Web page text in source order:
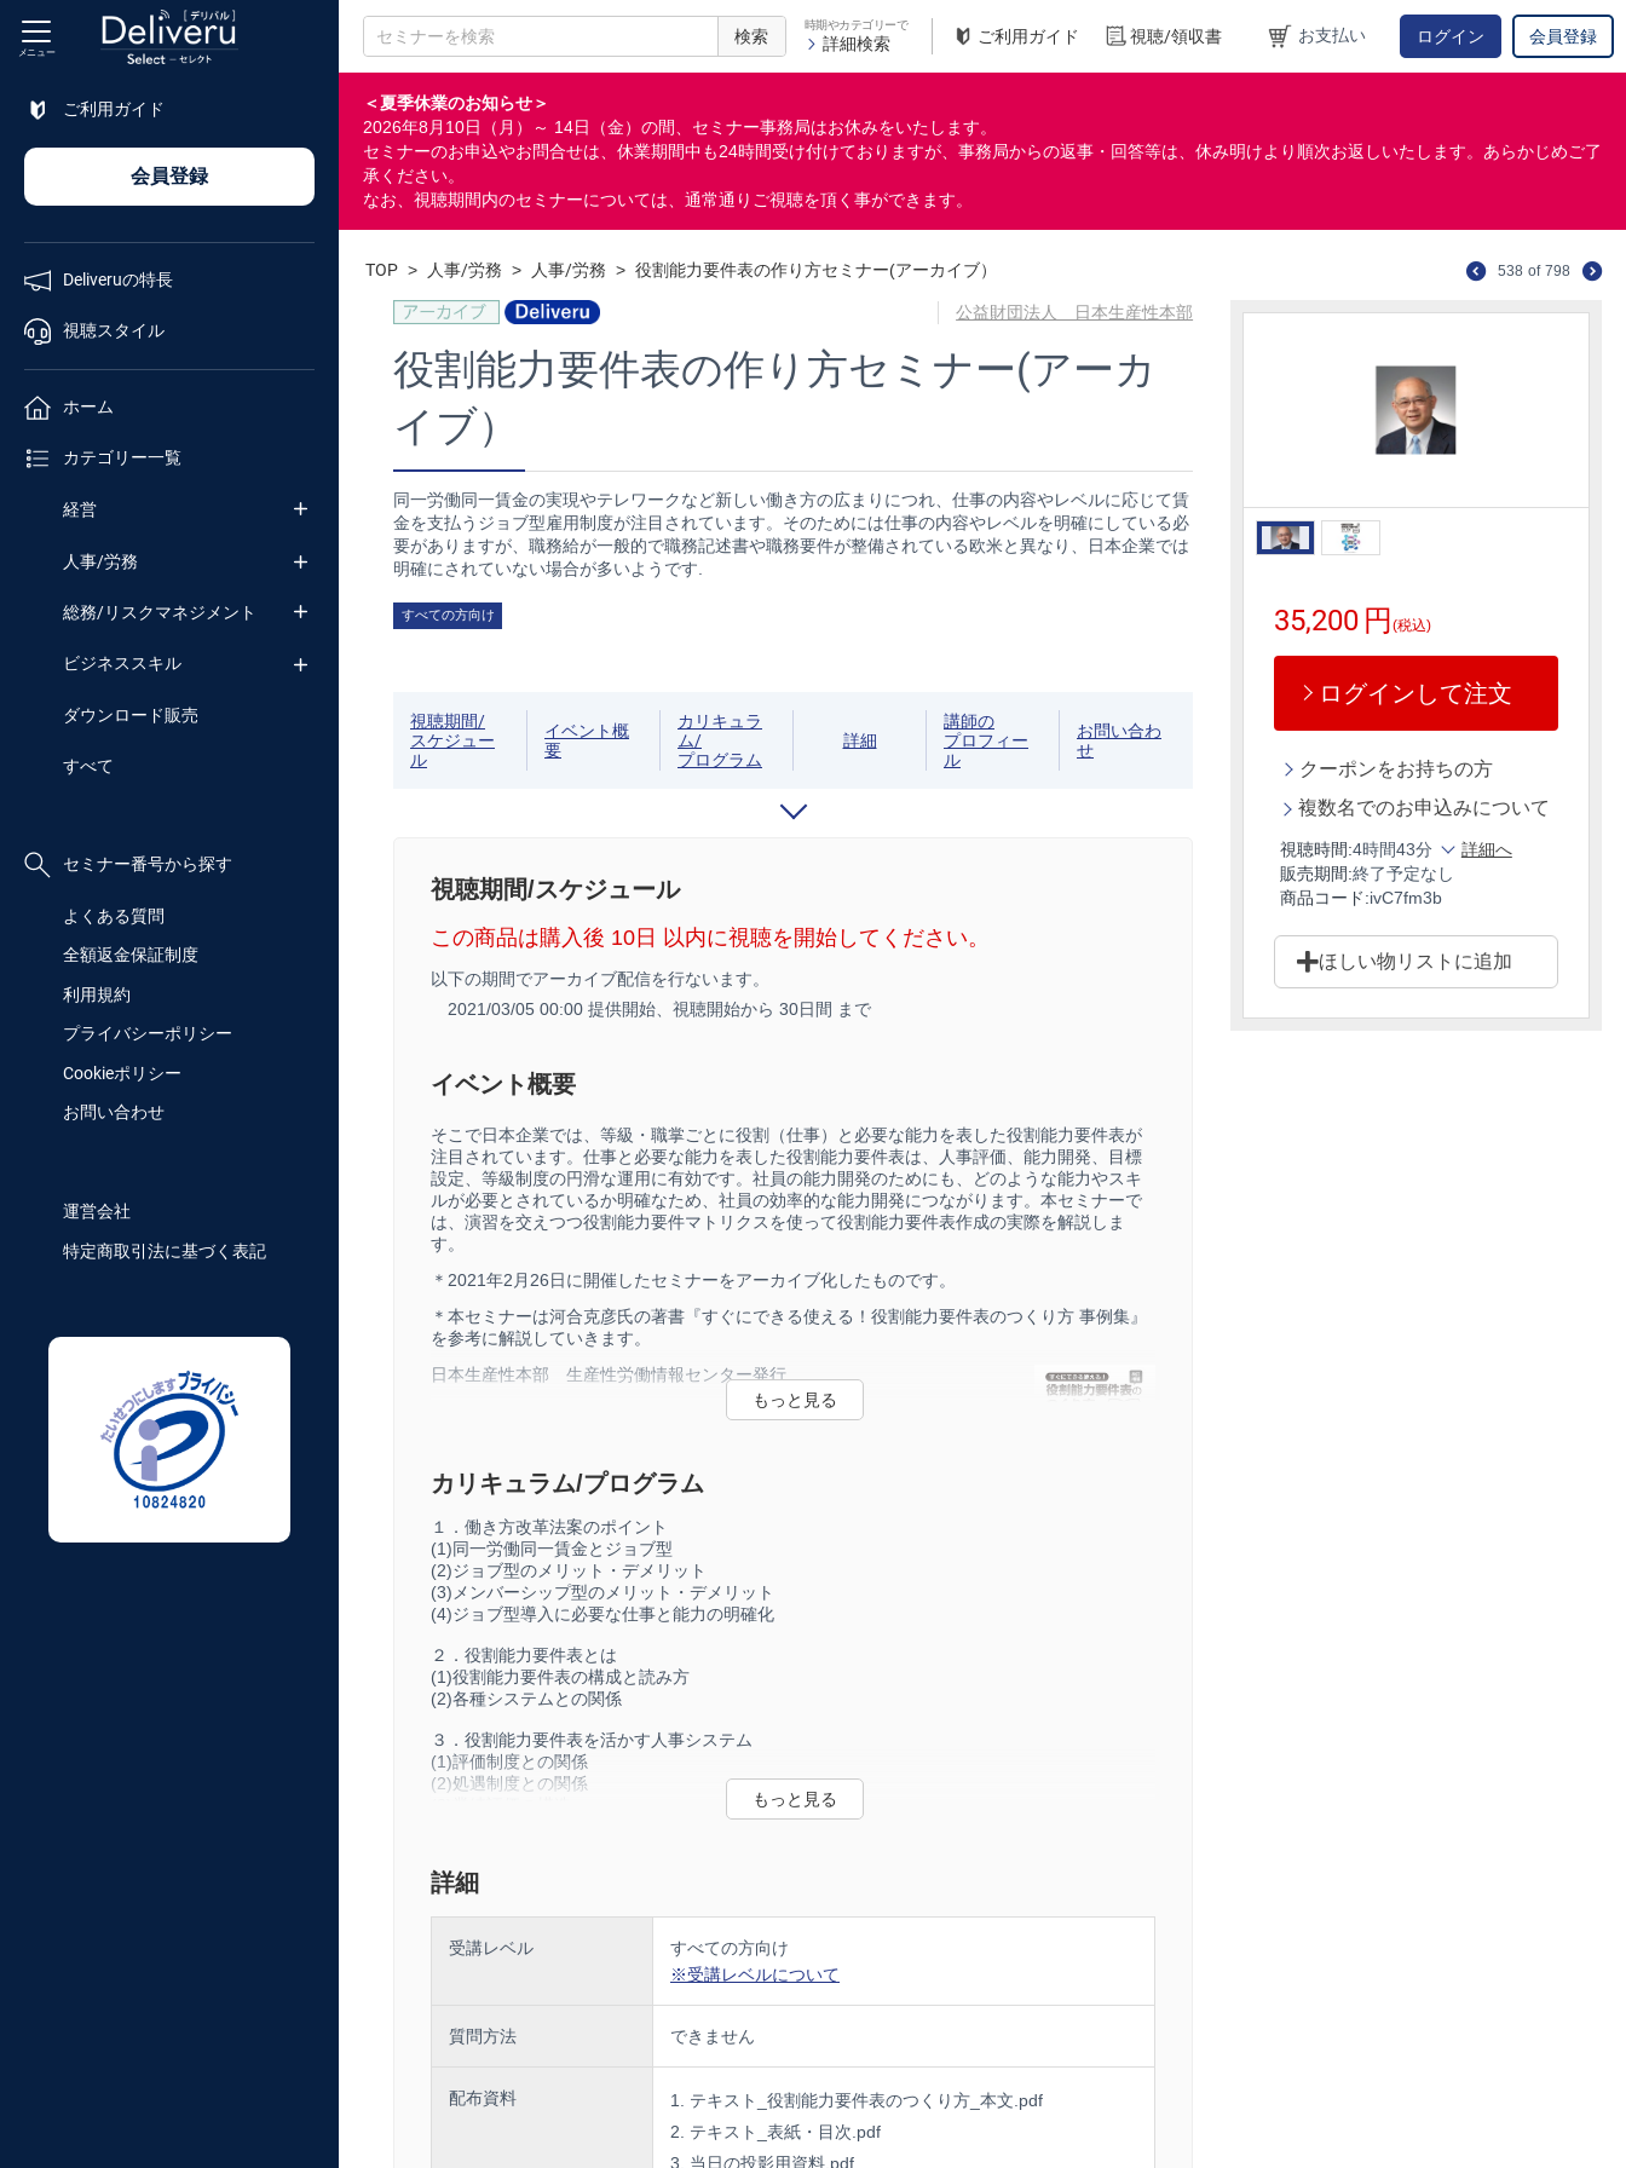
検索
時期やカテゴリーで
詳細検索 ご利用ガイド 視聴/領収書 お支払い ログイン 会員登録
＜夏季休業のお知らせ＞
2026年8月10日（月）～ 14日（金）の間、セミナー事務局はお休みをいたします。
セミナーのお申込やお問合せは、休業期間中も24時間受け付けておりますが、事務局からの返事・回答等は、休み明けより順次お返しいたします。あらかじめご了
承ください。
なお、視聴期間内のセミナーについては、通常通りご視聴を頂く事ができます。
メニュー
ご利用ガイド
会員登録
Deliveruの特長
視聴スタイル
ホーム
カテゴリー一覧
経営
人事/労務
総務/リスクマネジメント
ビジネススキル
ダウンロード販売
すべて
セミナー番号から探す
よくある質問
全額返金保証制度
利用規約
プライバシーポリシー
Cookieポリシー
お問い合わせ
運営会社
特定商取引法に基づく表記
セミナー
番号検索
TOP > 人事/労務 > 人事/労務 > 役割能力要件表の作り方セミナー(アーカイブ） 538 of 798
公益財団法人 日本生産性本部
役割能力要件表の作り方セミナー(アーカ
イブ）
同一労働同一賃金の実現やテレワークなど新しい働き方の広まりにつれ、仕事の内容やレベルに応じて賃
金を支払うジョブ型雇用制度が注目されています。そのためには仕事の内容やレベルを明確にしている必
要がありますが、職務給が一般的で職務記述書や職務要件が整備されている欧米と異なり、日本企業では
明確にされていない場合が多いようです.
すべての方向け 35,200 円 (税込)
ログインして注文
クーポンをお持ちの方
複数名でのお申込みについて
視聴時間:4時間43分
詳細へ
販売期間:終了予定なし
商品コード:ivC7fm3b
ほしい物リストに追加
視聴期間/
スケジュー
ル
イベント概
要
カリキュラ
ム/
プログラム
詳細
講師の
プロフィー
ル
お問い合わ
せ
視聴期間/スケジュール
この商品は購入後 10日 以内に視聴を開始してください。
以下の期間でアーカイブ配信を行ないます。
2021/03/05 00:00 提供開始、 視聴開始から 30日間 まで
イベント概要
そこで日本企業では、等級・職掌ごとに役割（仕事）と必要な能力を表した役割能力要件表が
注目されています。仕事と必要な能力を表した役割能力要件表は、人事評価、能力開発、目標
設定、等級制度の円滑な運用に有効です。社員の能力開発のためにも、どのような能力やスキ
ルが必要とされているか明確なため、社員の効率的な能力開発につながります。本セミナーで
は、演習を交えつつ役割能力要件マトリクスを使って役割能力要件表作成の実際を解説しま
す。
＊2021年2月26日に開催したセミナーをアーカイブ化したものです。
＊本セミナーは河合克彦氏の著書『すぐにできる使える！役割能力要件表のつくり方 事例集』
を参考に解説していきます。
日本生産性本部 生産性労働情報センター発行
書籍のお求めは こちらから
https://bookstore.jpc-net.jp/detail/books/goods004054.html
カリキュラム/プログラム
１．働き方改革法案のポイント
(1)同一労働同一賃金とジョブ型
(2)ジョブ型のメリット・デメリット
(3)メンバーシップ型のメリット・デメリット
(4)ジョブ型導入に必要な仕事と能力の明確化
２．役割能力要件表とは
(1)役割能力要件表の構成と読み方
(2)各種システムとの関係
３．役割能力要件表を活かす人事システム
(1)評価制度との関係
(2)処遇制度との関係
(4)役割能力要件表を活かすための人事システムの全体像
４．役割能力要件表の作り方
(1)作り方の基本とステップ
(4)マトリクス表から役割能力要件表に変換
演習：職掌固有の役割能力要件マトリクス表の作成
詳細
受講レベル
すべての方向け
※受講レベルについて
質問方法 できません
配布資料
テキスト_役割能力要件表のつくり方_本文.pdf
テキスト_表紙・目次.pdf
当日の投影用資料.pdf